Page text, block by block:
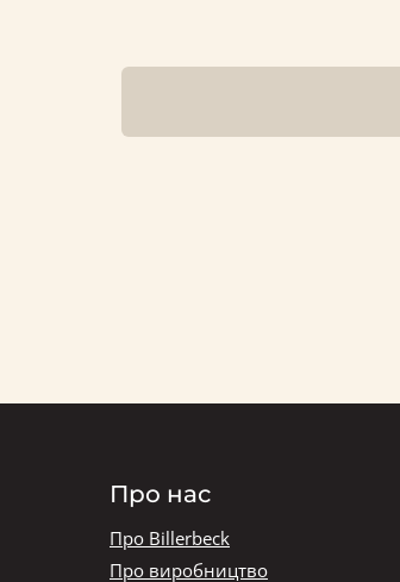
Про нас
Про Billerbeck
Про виробництво